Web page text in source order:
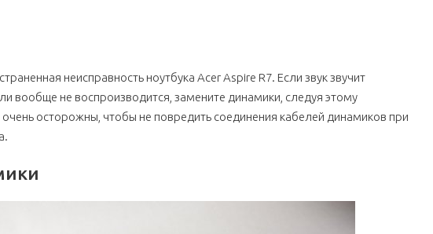
неисправность ноутбука Acer Aspire R7. Если звук звучит
вообще не воспроизводится, замените динамики, следуя этому
очень осторожны, чтобы не повредить соединения кабелей динамиков при